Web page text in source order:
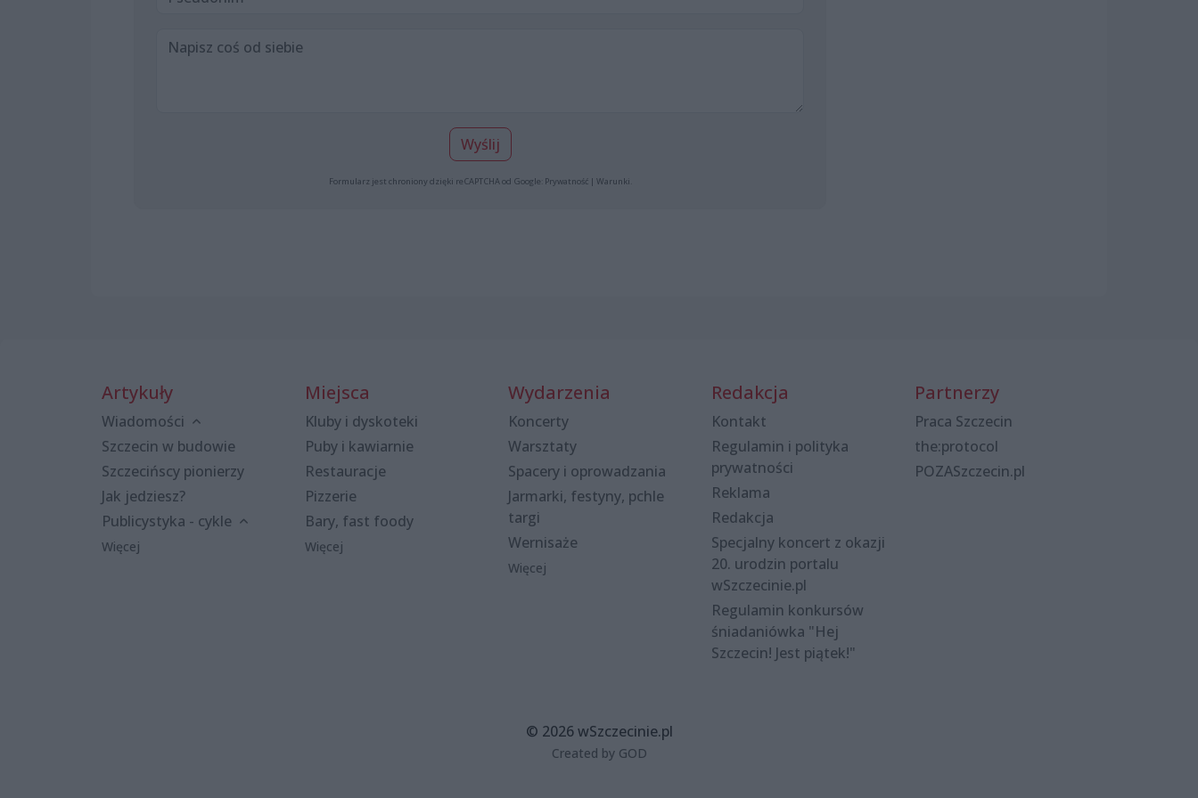
Wyślij
Formularz jest chroniony dzięki reCAPTCHA od Google: Prywatność| Warunki
Artykuły
Wiadomości
Szczecin w budowie
Szczecińscy pionierzy
Jak jedziesz?
Publicystyka - cykle
Więcej
Miejsca
Kluby i dyskoteki
Puby i kawiarnie
Restauracje
Pizzerie
Bary, fast foody
Więcej
Wydarzenia
Koncerty
Warsztaty
Spacery i oprowadzania
Jarmarki, festyny, pchle
targi
Wernisaże
Więcej
Redakcja
Kontakt
Regulamin i polityka
prywatności
Reklama
Redakcja
Specjalny koncert z okazji
20. urodzin portalu
wSzczecinie.pl
Regulamin konkursów
śniadaniówka "Hej
Szczecin! Jest piątek!"
Partnerzy
Praca Szczecin
the:protocol
POZASzczecin.pl
© 2026 wSzczecinie.pl
Created by GOD